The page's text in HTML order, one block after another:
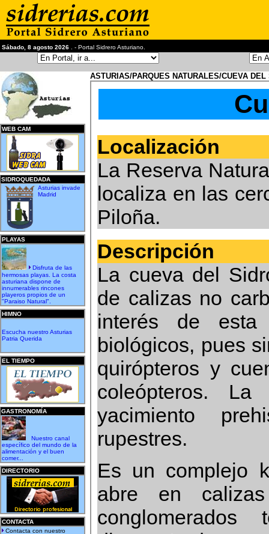
Sábado, 8 agosto 2026 . - Portal Sidrero Asturiano.
WEB CAM
SIDROQUEDADA
Asturias invade
Madrid
PLAYAS
Disfruta de las
hermosas playas. La costa
asturiana dispone de
innumerables rincones
playeros propios de un
"Paraiso Natural".
HIMNO
Escucha nuestro Asturias
Patria Querida
EL TIEMPO
GASTRONOMÍA
Nuestro canal
específico del mundo de la
alimentación y el buen
comer...
DIRECTORIO
CONTACTA
Contacta con nuestro
ASTURIAS/PARQUES NATURALES/CUEVA DEL
Localización
La Reserva
localiza en las
Piloña.
Descripción
La cueva del
de calizas no
interés de
biológicos, pues
quirópteros y
coleópteros.
yacimiento
rupestres.
Es un complejo
abre en
conglomerados